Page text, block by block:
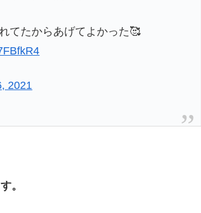
てたからあげてよかった🥰
2021
。